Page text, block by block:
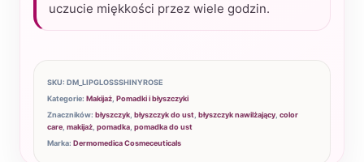
uczucie miękkości przez wiele godzin.
SKU: DM_LIPGLOSSSHINYROSE
Kategorie: Makijaż Pomadki i błyszczyki
Znaczników: błyszczyk błyszczyk do ust błyszczyk nawilżający color
care makijaż pomadka pomadka do ust
Marka: Dermomedica Cosmeceuticals